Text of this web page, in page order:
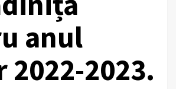
anul
2022-2023.